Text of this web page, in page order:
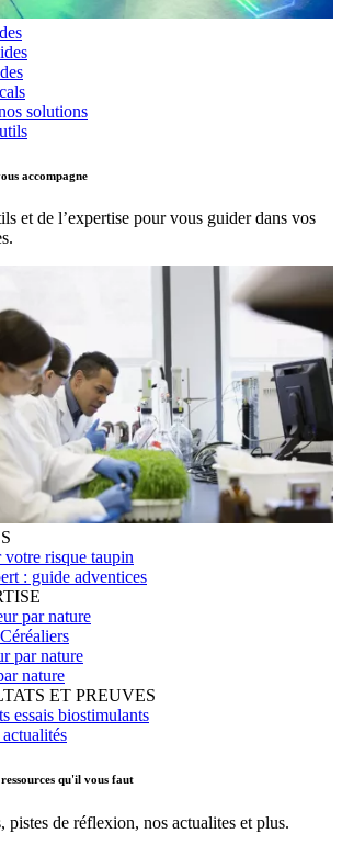
solutions
accompagne
et de l’expertise pour vous guider dans vos
votre risque taupin
: guide adventices
par nature
par nature
nature
ET PREUVES
essais biostimulants
ressources qu'il vous faut
pistes de réflexion, nos actualites et plus.